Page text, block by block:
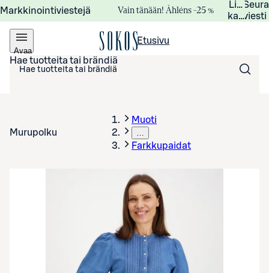
Markkinointiviestejä Vain tänään! Åhléns –25 %
viesti
Avaa
valikko
Etusivu
Hae tuotteita tai brändiä
Murupolku
Muoti
…
Farkkupaidat